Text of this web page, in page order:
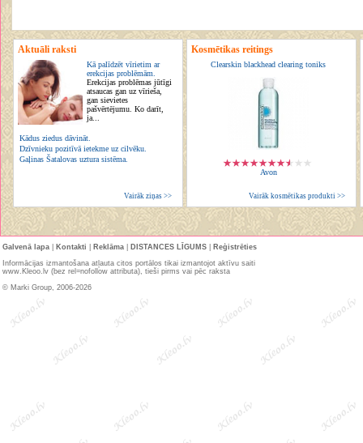
Aktuāli raksti
Kā palīdzēt vīrietim ar
erekcijas problēmām.
Erekcijas problēmas jūtīgi
atsaucas gan uz vīrieša,
gan sievietes
pašvērtējumu. Ko darīt,
ja...
Kādus ziedus dāvināt.
Dzīvnieku pozitīvā ietekme uz cilvēku.
Gaļinas Šatalovas uztura sistēma.
Vairāk ziņas >>
Kosmētikas reitings
Clearskin blackhead clearing toniks
Avon
Vairāk kosmētikas produkti >>
Galvenā lapa Kontakti Reklāma DISTANCES LĪGUMS
Reģistrēties
Informācijas izmantošana atļauta citos portālos tikai izmantojot aktīvu saiti
www.Kleoo.lv (bez rel=nofollow attributa), tieši pirms vai pēc raksta
© Marki Group, 2006-2026